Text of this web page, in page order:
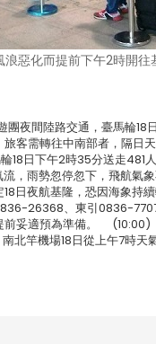
惡化而提前下午2時開
夜間陸路交通，臺馬輪
客需轉往中南部者，隔日
日下午2時35分送走481
流，雨勢忽停忽下，飛航
日夜航基隆，恐因海象持
26368、東引0836-
妥適預為準備。 (10:00)
竿機場18日從上午7時天